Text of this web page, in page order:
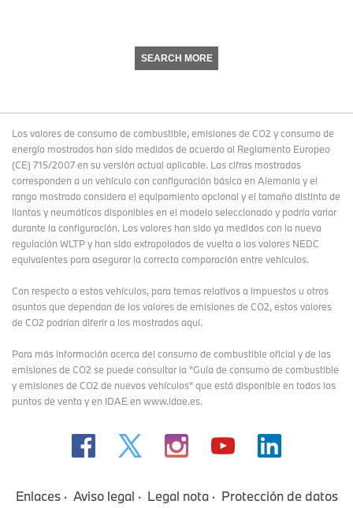
SEARCH MORE
Los valores de consumo de combustible, emisiones de CO2 y consumo de
energía mostrados han sido medidos de acuerdo al Reglamento Europeo
(CE) 715/2007 en su versión actual aplicable. Las cifras mostradas
corresponden a un vehículo con configuración básica en Alemania y el
rango mostrado considera el equipamiento opcional y el tamaño distinto de
llantas y neumáticos disponibles en el modelo seleccionado y podría variar
durante la configuración. Los valores han sido ya medidos con la nueva
regulación WLTP y han sido extrapolados de vuelta a los valores NEDC
equivalentes para asegurar la correcta comparación entre vehículos.
Con respecto a estos vehículos, para temas relativos a impuestos u otros
asuntos que dependan de los valores de emisiones de CO2, estos valores
de CO2 podrían diferir a los mostrados aquí.
Para más información acerca del consumo de combustible oficial y de las
emisiones de CO2 se puede consultar la "Guía de consumo de combustible
y emisiones de CO2 de nuevos vehículos" que está disponible en todos los
puntos de venta y en IDAE en www.idae.es.
Enlaces Aviso legal Legal nota
Protección de datos